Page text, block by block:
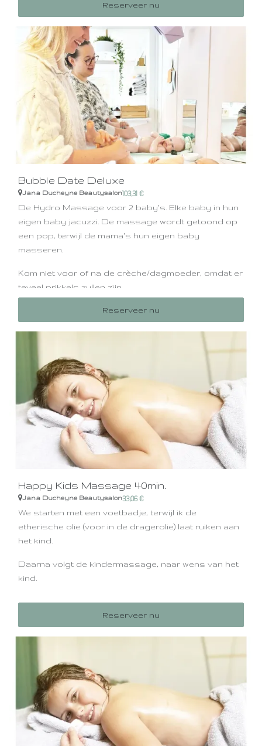
Reserveer nu
Bubble Date Deluxe
Jana Ducheyne Beautysalon103,31 €
De Hydro Massage voor 2 baby's. Elke baby in hun
eigen baby jacuzzi. De massage wordt getoond op
een pop, terwijl de mama's hun eigen baby
masseren.
Kom niet voor of na de crèche/dagmoeder, omdat er
teveel prikkels zullen zijn.
Zo'n badje kan heel vermoeiend zijn (afhankelijk van
hoe actief ze zijn) en werkt diep ontspannend,
voeren wanneer je baby langer wakker kan blijven,
meestal is dit rond de 12 weken.
Reserveer nu
Happy Kids Massage 40min.
Jana Ducheyne Beautysalon33,06€
We starten met een voetbadje, terwijl ik de
etherische olie (voor in de dragerolie) laat ruiken aan
het kind.
Daarna volgt de kindermassage, naar wens van het
kind.
Bij kids tussen de 4 en 6 jaar wordt een aangepaste
Shantala Baby Massage uitgevoerd over heel het
lichaam. Dit zorgt voor meer afwisseling bij de
Elke etherische olie heeft zijn werking.
Alle olie's zijn 100% natuurlijk van het merk Sjankara.
Reserveer nu